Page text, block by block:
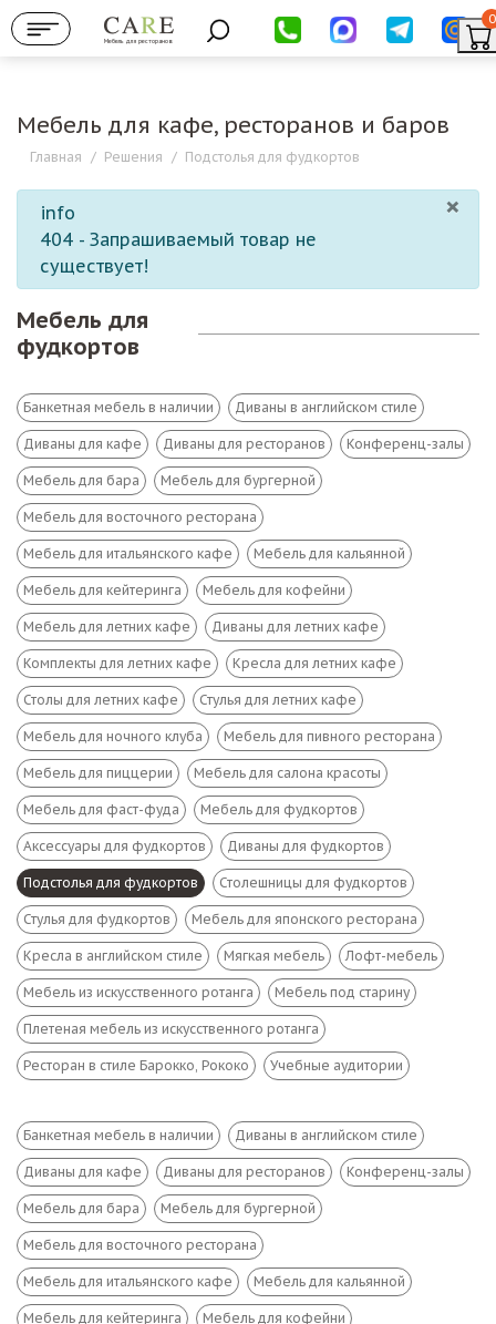
Мебель для ресторанов
0
Мебель для кафе, ресторанов и баров
Главная / Решения / Подстолья для фудкортов
×
info
404 - Запрашиваемый товар не
существует!
Мебель для
фудкортов
Банкетная мебель в наличии Диваны в английском стиле
Диваны для кафе Диваны для ресторанов Конференц-залы
Мебель для бара Мебель для бургерной
Мебель для восточного ресторана
Мебель для итальянского кафе Мебель для кальянной
Мебель для кейтеринга Мебель для кофейни
Мебель для летних кафе Диваны для летних кафе
Комплекты для летних кафе Кресла для летних кафе
Столы для летних кафе Стулья для летних кафе
Мебель для ночного клуба Мебель для пивного ресторана
Мебель для пиццерии Мебель для салона красоты
Мебель для фаст-фуда Мебель для фудкортов
Аксессуары для фудкортов Диваны для фудкортов
Подстолья для фудкортов Столешницы для фудкортов
Стулья для фудкортов Мебель для японского ресторана
Кресла в английском стиле Мягкая мебель Лофт-мебель
Мебель из искусственного ротанга Мебель под старину
Плетеная мебель из искусственного ротанга
Ресторан в стиле Барокко, Рококо Учебные аудитории
Банкетная мебель в наличии Диваны в английском стиле
Диваны для кафе Диваны для ресторанов Конференц-залы
Мебель для бара Мебель для бургерной
Мебель для восточного ресторана
Мебель для итальянского кафе Мебель для кальянной
Мебель для кейтеринга Мебель для кофейни